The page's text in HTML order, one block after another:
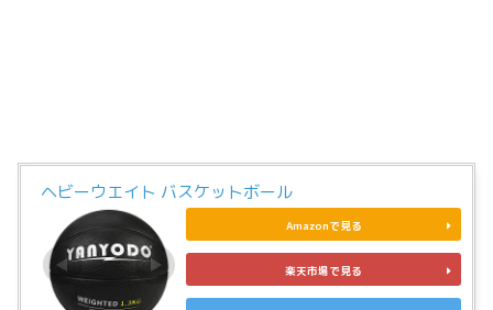
ヘビーウエイト バスケットボール
Amazonで見る
楽天市場で見る